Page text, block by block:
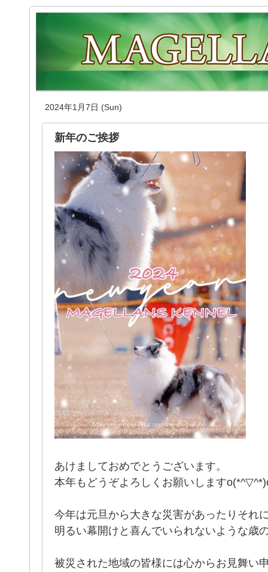
2024年1月7日 (Sun)
新年のご挨拶
あけましておめでとうございます。
本年もどうぞよろしくお願いします
今年は元旦から大きな災害があったりそれ
明るい幕開けと喜んでいられないような歳
被災された地域の皆様には心からお見舞い